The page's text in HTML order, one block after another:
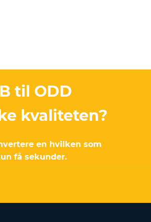
til ODD
kvaliteten?
en hvilken som
få sekunder.